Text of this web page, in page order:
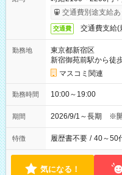
交通費別途支給あ
交通費 交通費支給(
勤務地
東京都新宿区
新宿御苑前駅から徒
マスコミ関連
勤務時間 10:00～19:00
期間 2026/9/1～長期 ※
特徴 履歴書不要 / 40～50
気になる！